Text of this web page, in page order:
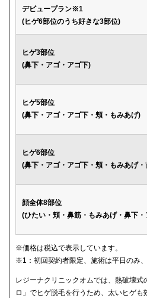
デビュープラン※1
(ヒゲ6部位のうち好きな3部位)
ヒゲ3部位
(鼻下・アゴ・アゴ下)
ヒゲ5部位
(鼻下・アゴ・アゴ下・頬・もみあげ)
ヒゲ6部位
(鼻下・アゴ・アゴ下・頬・もみあげ・
顔全体8部位
(ひたい・頬・鼻筋・もみあげ・鼻下
※価格は税込で表示しています。
※1：初回契約者限定、施術は平日のみ
レジーナクリニックオムでは、熱破壊
ロ」でヒゲ脱毛を行うため、太いヒゲも